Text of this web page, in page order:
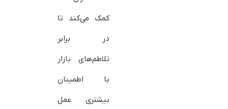
کمک می‌کند تا
در برابر
تلاطم‌های بازار
با اطمینان
بیشتری عمل